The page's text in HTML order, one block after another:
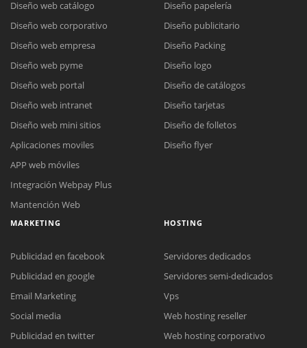
Diseño web catálogo
Diseño web corporativo
Diseño web empresa
Diseño web pyme
Diseño web portal
Diseño web intranet
Diseño web mini sitios
Aplicaciones moviles
APP web móviles
Integración Webpay Plus
Mantención Web
Diseño papelería
Diseño publicitario
Diseño Packing
Diseño logo
Diseño de catálogos
Diseño tarjetas
Diseño de folletos
Diseño flyer
MARKETING
Publicidad en facebook
Publicidad en google
Email Marketing
Social media
Publicidad en twitter
HOSTING
Servidores dedicados
Servidores semi-dedicados
Vps
Web hosting reseller
Web hosting corporativo